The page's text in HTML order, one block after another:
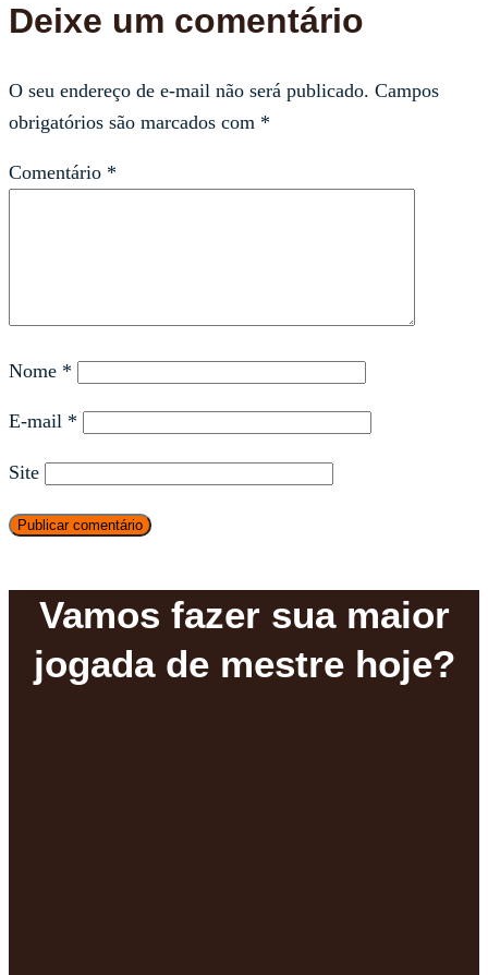
Deixe um comentário
O seu endereço de e-mail não será publicado. Campos
obrigatórios são marcados com *
Comentário *
Nome *
E-mail *
Site
Vamos fazer sua maior
jogada de mestre hoje?